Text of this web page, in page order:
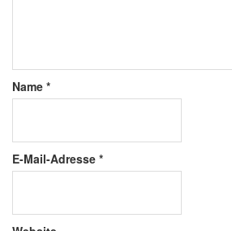
Name *
E-Mail-Adresse *